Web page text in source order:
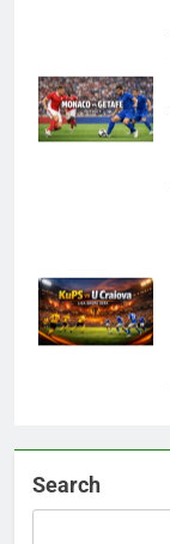
Search